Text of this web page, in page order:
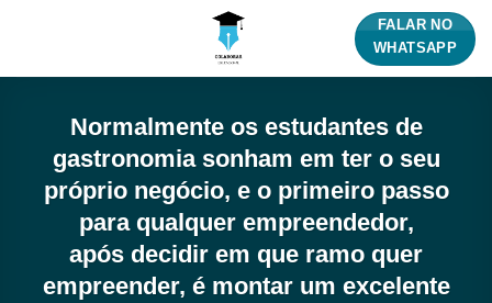
FALAR NO
WHATSAPP
Normalmente os estudantes de
gastronomia sonham em ter o seu
próprio negócio, e o primeiro passo
para qualquer empreendedor,
após decidir em que ramo quer
empreender, é montar um excelente